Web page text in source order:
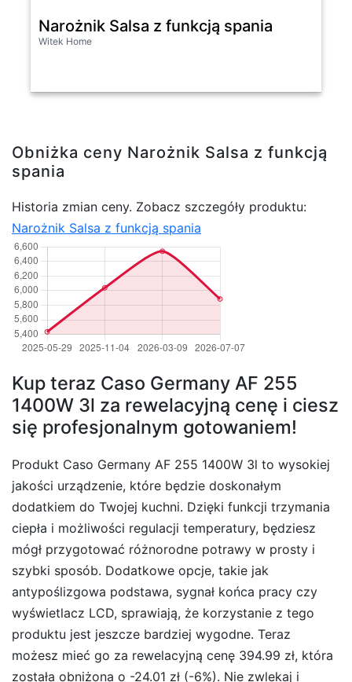
Narożnik Salsa z funkcją spania
Witek Home
Obniżka ceny Narożnik Salsa z funkcją
spania
Historia zmian ceny. Zobacz szczegóły produktu:
Narożnik Salsa z funkcją spania
Kup teraz Caso Germany AF 255
1400W 3l za rewelacyjną cenę i ciesz
się profesjonalnym gotowaniem!
Produkt Caso Germany AF 255 1400W 3l to wysokiej
jakości urządzenie, które będzie doskonałym
dodatkiem do Twojej kuchni. Dzięki funkcji trzymania
ciepła i możliwości regulacji temperatury, będziesz
mógł przygotować różnorodne potrawy w prosty i
szybki sposób. Dodatkowe opcje, takie jak
antypoślizgowa podstawa, sygnał końca pracy czy
wyświetlacz LCD, sprawiają, że korzystanie z tego
produktu jest jeszcze bardziej wygodne. Teraz
możesz mieć go za rewelacyjną cenę 394.99 zł, która
została obniżona o -24.01 zł (-6%). Nie zwlekaj i